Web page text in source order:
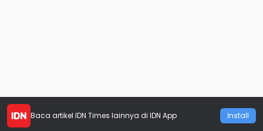
Baca artikel IDN Times lainnya di IDN App Install